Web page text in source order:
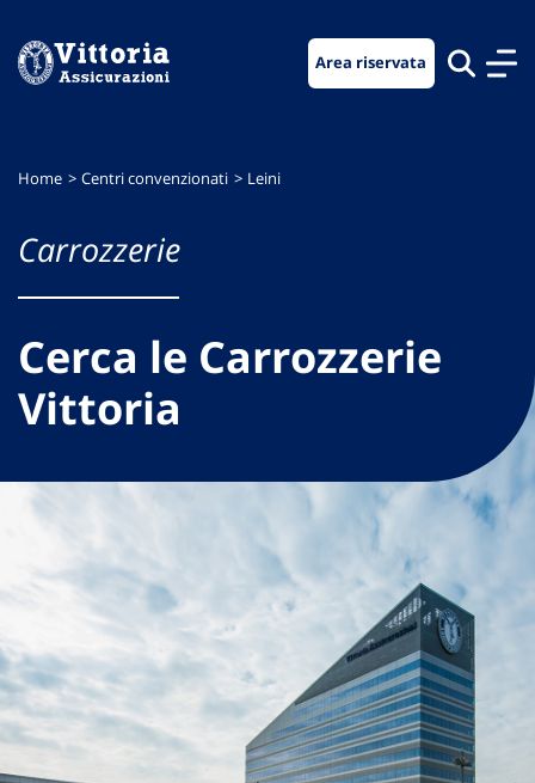
menu
contenuto
footer
Area riservata
Home Centri convenzionati Leini
Carrozzerie
Cerca le Carrozzerie
Vittoria